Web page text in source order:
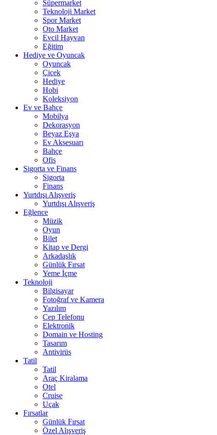
Süpermarket
Teknoloji Market
Spor Market
Oto Market
Evcil Hayvan
Eğitim
Hediye ve Oyuncak
Oyuncak
Çiçek
Hediye
Hobi
Koleksiyon
Ev ve Bahçe
Mobilya
Dekorasyon
Beyaz Eşya
Ev Aksesuarı
Bahçe
Ofis
Sigorta ve Finans
Sigorta
Finans
Yurtdışı Alışveriş
Yurtdışı Alışveriş
Eğlence
Müzik
Oyun
Bilet
Kitap ve Dergi
Arkadaşlık
Günlük Fırsat
Yeme İçme
Teknoloji
Bilgisayar
Fotoğraf ve Kamera
Yazılım
Cep Telefonu
Elektronik
Domain ve Hosting
Tasarım
Antivirüs
Tatil
Tatil
Araç Kiralama
Otel
Cruise
Uçak
Fırsatlar
Günlük Fırsat
Özel Alışveriş